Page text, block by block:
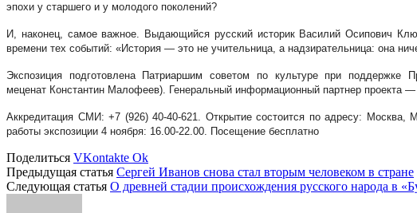
эпохи у старшего и у молодого поколений?
И, наконец, самое важное. Выдающийся русский историк Василий Осипович
времени тех событий: «История — это не учительница, а надзирательница: она
Экспозиция подготовлена Патриаршим советом по культуре при
меценат Константин Малофеев). Генеральный информационный партнер
Аккредитация СМИ: +7 (926) 40-40-621. Открытие состоится по адресу:
работы экспозиции 4 ноября: 16.00-22.00. Посещение бесплатно
Поделиться VKontakte Ok
Предыдущая статья Сергей Иванов снова стал вторым человеком в стране
Следующая статья О древней стадии происхождения русского народа в